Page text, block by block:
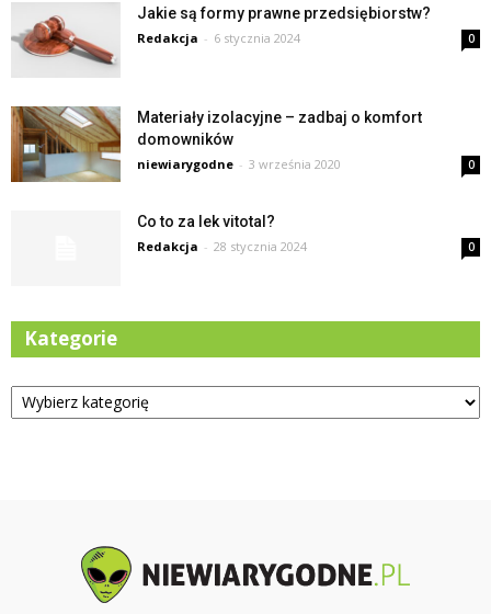
Jakie są formy prawne przedsiębiorstw?
Redakcja - 6 stycznia 2024 0
Materiały izolacyjne – zadbaj o komfort
domowników
niewiarygodne - 3 września 2020 0
Co to za lek vitotal?
Redakcja - 28 stycznia 2024 0
Kategorie
Kategorie